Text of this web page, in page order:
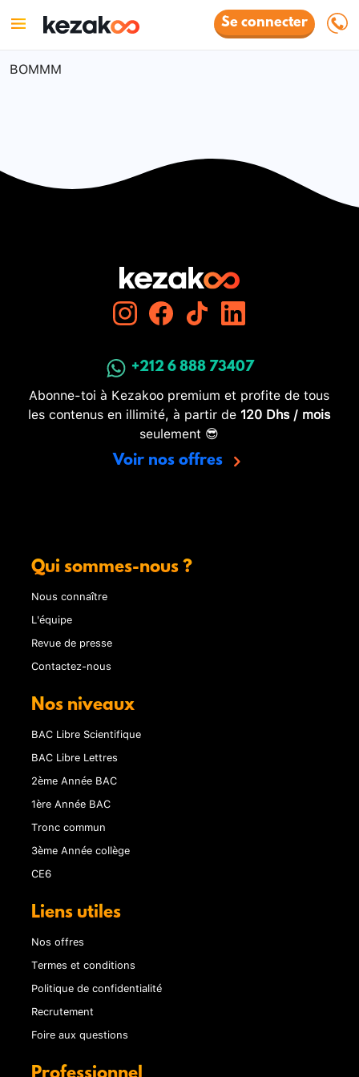
Se connecter
BOMMM
+212 6 888 73407
Abonne-toi à Kezakoo premium et profite de tous
les contenus en illimité, à partir de 120 Dhs / mois
seulement 😎
Voir nos offres
Qui sommes-nous ?
Nous connaître
L'équipe
Revue de presse
Contactez-nous
Nos niveaux
BAC Libre Scientifique
BAC Libre Lettres
2ème Année BAC
1ère Année BAC
Tronc commun
3ème Année collège
CE6
Liens utiles
Nos offres
Termes et conditions
Politique de confidentialité
Recrutement
Foire aux questions